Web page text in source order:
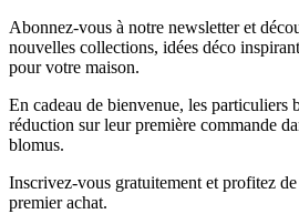
Abonnez-vous à notre newsletter et
nouvelles collections, idées déco
pour votre maison.
En cadeau de bienvenue, les particuliers
réduction sur leur première commande
blomus.
Inscrivez-vous gratuitement et profitez
premier achat.